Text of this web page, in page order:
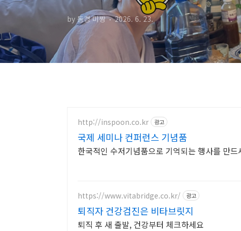
by 동경 미짱 2026. 6. 23.
http://inspoon.co.kr 광고
국제 세미나 컨퍼런스 기념품
한국적인 수저기념품으로 기억되는 행사를 만드
https://www.vitabridge.co.kr/ 광고
퇴직자 건강검진은 비타브릿지
퇴직 후 새 출발, 건강부터 체크하세요